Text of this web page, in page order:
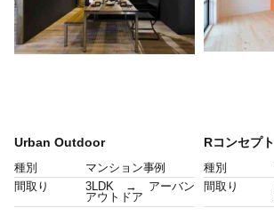
Urban Outdoor
種別
マンション事例
間取り
3LDK → アーバン
アウトドア
Rコンセプト
種別
間取り